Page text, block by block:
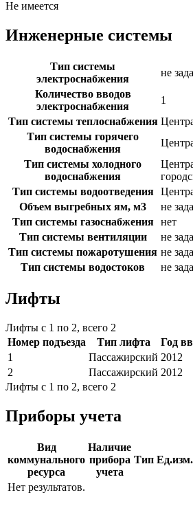
Не имеется
Инженерные системы
Тип системы
электроснабжения
не
Количество вводов
электроснабжения
1
Тип системы теплоснабжения
Тип системы горячего
водоснабжения
Тип системы холодного
водоснабжения
Тип системы водоотведения
Объем выгребных ям, м3
не
Тип системы газоснабжения
нет
Тип системы вентиляции
не
Тип системы пожаротушения не
Тип системы водостоков
не
Лифты
Лифты с 1 по 2, всего 2
Номер подъезда
Тип лифта
Год
1
Пассажирский 2012
2
Пассажирский 2012
Лифты с 1 по 2, всего 2
Приборы учета
Вид
коммунального
ресурса
Наличие
прибора
учета
Тип Ед.изм.
Нет результатов.